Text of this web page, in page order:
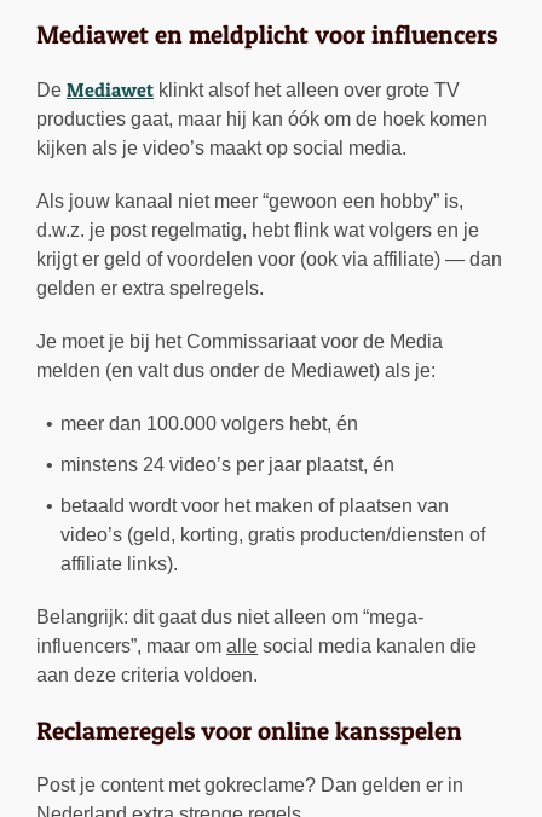
Mediawet en meldplicht voor influencers
De Mediawet klinkt alsof het alleen over grote TV
producties gaat, maar hij kan óók om de hoek komen
kijken als je video’s maakt op social media.
Als jouw kanaal niet meer “gewoon een hobby” is,
d.w.z. je post regelmatig, hebt flink wat volgers en je
krijgt er geld of voordelen voor (ook via affiliate) — dan
gelden er extra spelregels.
Je moet je bij het Commissariaat voor de Media
melden (en valt dus onder de Mediawet) als je:
meer dan 100.000 volgers hebt, én
minstens 24 video’s per jaar plaatst, én
betaald wordt voor het maken of plaatsen van
video’s (geld, korting, gratis producten/diensten of
affiliate links).
Belangrijk: dit gaat dus niet alleen om “mega-
influencers”, maar om alle social media kanalen die
aan deze criteria voldoen.
Reclameregels voor online kansspelen
Post je content met gokreclame? Dan gelden er in